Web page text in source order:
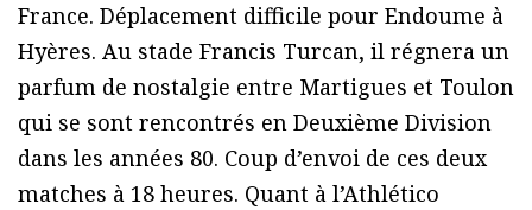
France. Déplacement difficile pour Endoume à
Hyères. Au stade Francis Turcan, il régnera un
parfum de nostalgie entre Martigues et Toulon
qui se sont rencontrés en Deuxième Division
dans les années 80. Coup d’envoi de ces deux
matches à 18 heures. Quant à l’Athlético